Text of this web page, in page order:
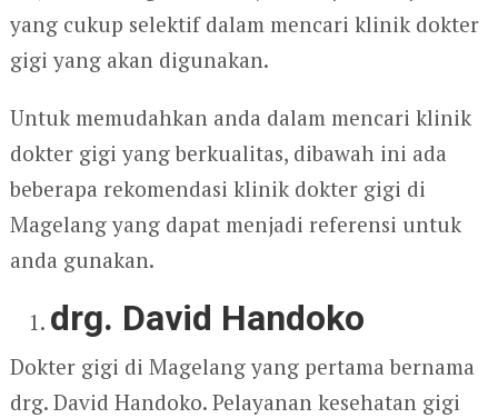
yang cukup selektif dalam mencari klinik dokter
gigi yang akan digunakan.
Untuk memudahkan anda dalam mencari klinik
dokter gigi yang berkualitas, dibawah ini ada
beberapa rekomendasi klinik dokter gigi di
Magelang yang dapat menjadi referensi untuk
anda gunakan.
drg. David Handoko
Dokter gigi di Magelang yang pertama bernama
drg. David Handoko. Pelayanan kesehatan gigi